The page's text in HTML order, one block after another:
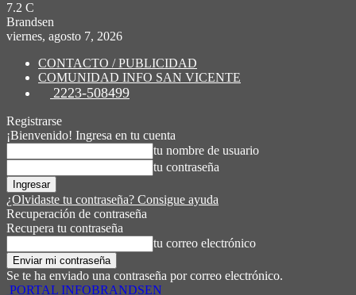
7.2 C
Brandsen
viernes, agosto 7, 2026
CONTACTO / PUBLICIDAD
COMUNIDAD INFO SAN VICENTE
2223-508499
Registrarse
¡Bienvenido! Ingresa en tu cuenta
tu nombre de usuario
tu contraseña
¿Olvidaste tu contraseña? Consigue ayuda
Recuperación de contraseña
Recupera tu contraseña
tu correo electrónico
Se te ha enviado una contraseña por correo electrónico.
PORTAL INFOBRANDSEN